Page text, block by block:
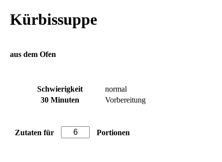
Kürbissuppe
aus dem Ofen
Schwierigkeit
normal
30 Minuten
Vorbereitung
Zutaten für Portionen